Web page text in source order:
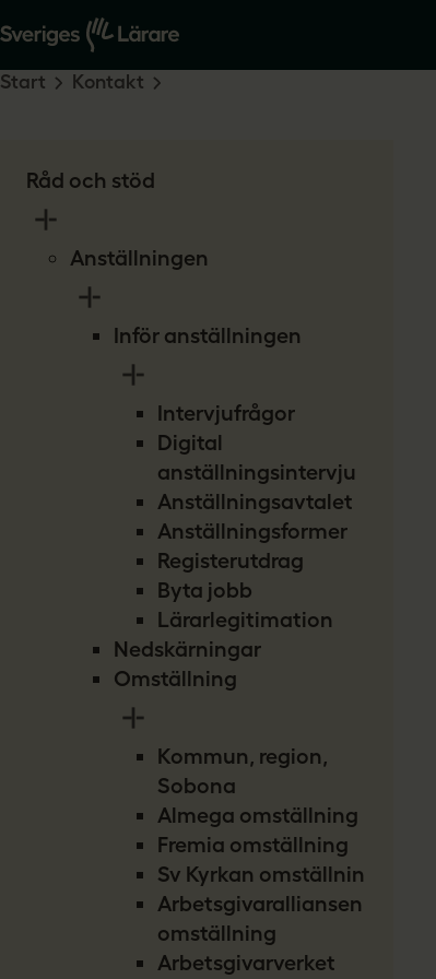
Råd och stöd
Anställningen
Inför anställningen
Intervjufrågor
Digital
anställningsintervju
Anställningsavtalet
Anställningsformer
Registerutdrag
Byta jobb
Lärarlegitimation
Nedskärningar
Omställning
Kommun, region,
Sobona
Almega omställning
Fremia omställning
Sv Kyrkan omställning
Arbetsgivaralliansen
omställning
Arbetsgivarverket
Start Kontakt